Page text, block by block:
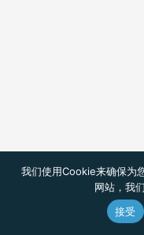
我们使用Cookie来确保为
网站，我
接受